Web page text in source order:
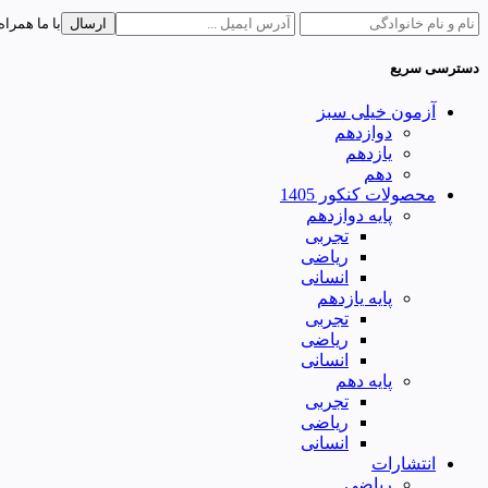
ارسال با ما
دسترسی سریع
آزمون خیلی سبز
دوازدهم
یازدهم
دهم
محصولات کنکور 1405
پایه دوازدهم
تجربی
ریاضی
انسانی
پایه یازدهم
تجربی
ریاضی
انسانی
پایه دهم
تجربی
ریاضی
انسانی
انتشارات